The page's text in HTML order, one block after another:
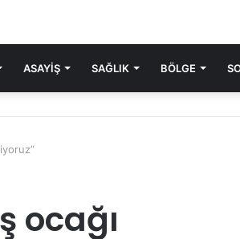
ASAYIŞ SAĞLIK BÖLGE
ocağı